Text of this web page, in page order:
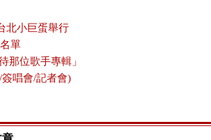
北小巨蛋舉行
單
那位歌手專輯」
唱會/記者會)